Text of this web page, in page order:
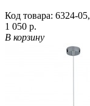
Код товара: 6324-05,
1 050 р.
В корзину